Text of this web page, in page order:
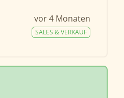
vor 4 Monaten
SALES & VERKAUF